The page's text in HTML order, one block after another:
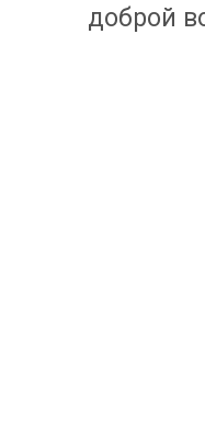
доброй